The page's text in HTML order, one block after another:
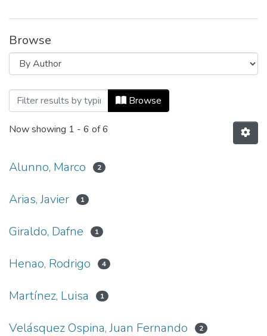
Browse
Browsing Estudios Musicales by Author
Browse
Now showing 1 - 6 of 6
Alunno, Marco 2
Arias, Javier 1
Giraldo, Dafne 1
Henao, Rodrigo 4
Martínez, Luisa 1
Velásquez Ospina, Juan Fernando 2